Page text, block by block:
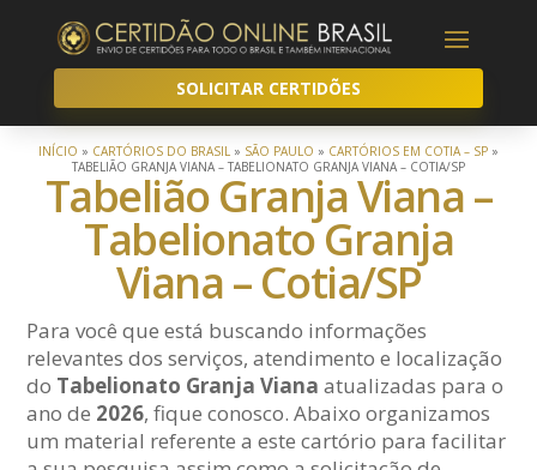
SOLICITAR CERTIDÕES
INÍCIO » CARTÓRIOS DO BRASIL » SÃO PAULO » CARTÓRIOS EM COTIA – SP »
TABELIÃO GRANJA VIANA – TABELIONATO GRANJA VIANA – COTIA/SP
Tabelião Granja Viana –
Tabelionato Granja
Viana – Cotia/SP
Para você que está buscando informações
relevantes dos serviços, atendimento e localização
do Tabelionato Granja Viana atualizadas para o
ano de 2026, fique conosco. Abaixo organizamos
um material referente a este cartório para facilitar